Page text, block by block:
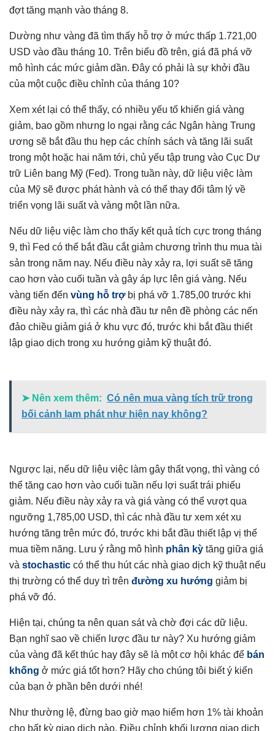
đợt tăng mạnh vào tháng 8.
Dường như vàng đã tìm thấy hỗ trợ ở mức thấp 1.721,00
USD vào đầu tháng 10. Trên biểu đồ trên, giá đã phá vỡ
mô hình các mức giảm dần. Đây có phải là sự khởi đầu
của một cuộc điều chỉnh của tháng 10?
Xem xét lại có thể thấy, có nhiều yếu tố khiến giá vàng
giảm, bao gồm nhưng lo ngại rằng các Ngân hàng Trung
ương sẽ bắt đầu thu hẹp các chính sách và tăng lãi suất
trong một hoặc hai năm tới, chủ yếu tập trung vào Cục Dự
trữ Liên bang Mỹ (Fed). Trong tuần này, dữ liệu việc làm
của Mỹ sẽ được phát hành và có thể thay đổi tâm lý về
triển vọng lãi suất và vàng một lần nữa.
Nếu dữ liệu việc làm cho thấy kết quả tích cực trong tháng
9, thì Fed có thể bắt đầu cắt giảm chương trình thu mua tài
sản trong năm nay. Nếu điều này xảy ra, lợi suất sẽ tăng
cao hơn vào cuối tuần và gây áp lực lên giá vàng. Nếu
vàng tiến đến vùng hỗ trợbị phá vỡ 1.785,00 trước khi
điều này xảy ra, thì các nhà đầu tư nên đề phòng các nến
đảo chiều giảm giá ở khu vực đó, trước khi bắt đầu thiết
lập giao dịch trong xu hướng giảm kỹ thuật đó.
➤ Nên xem thêm: Có nên mua vàng tích trữ trong
bối cảnh lạm phát như hiện nay không?
Ngược lại, nếu dữ liệu việc làm gây thất vọng, thì vàng có
thể tăng cao hơn vào cuối tuần nếu lợi suất trái phiếu
giảm. Nếu điều này xảy ra và giá vàng có thể vượt qua
ngưỡng 1,785,00 USD, thì các nhà đầu tư xem xét xu
hướng tăng trên mức đó, trước khi bắt đầu thiết lập vị thế
mua tiềm năng. Lưu ý rằng mô hình phân kỳ tăng giữa giá
và stochastic có thể thu hút các nhà giao dịch kỹ thuật nếu
thị trường có thể duy trì trên đường xu hướng giảm bị
phá vỡ đó.
Hiện tại, chúng ta nên quan sát và chờ đợi các dữ liệu.
Bạn nghĩ sao về chiến lược đầu tư này? Xu hướng giảm
của vàng đã kết thúc hay đây sẽ là một cơ hội khác để bán
khống ở mức giá tốt hơn? Hãy cho chúng tôi biết ý kiến
của bạn ở phần bên dưới nhé!
Như thường lệ, đừng bao giờ mạo hiểm hơn 1% tài khoản
cho bất kỳ giao dịch nào. Điều chỉnh khối lượng giao dịch